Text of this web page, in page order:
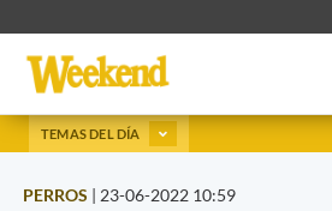
TEMAS DEL DÍA
PERROS | 23-06-2022 10:59